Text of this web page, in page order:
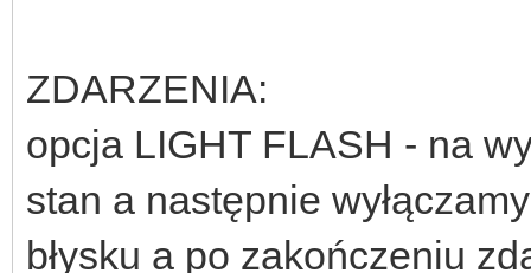
ZDARZENIA:
opcja LIGHT FLASH - na
stan a następnie
błysku a po zakończeniu